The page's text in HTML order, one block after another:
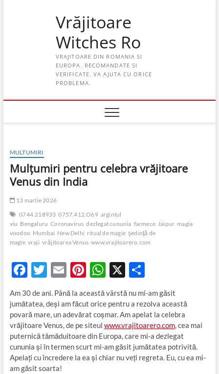
Vrăjitoare
Witches Ro
VRAJITOARE DIN ROMANIA SI
EUROPA. RECOMANDATE SI
VERIFICATE. VA AJUTA CU ORICE
PROBLEMA.
MULTUMIRI
Mulţumiri pentru celebra vrăjitoare
Venus din India
13 martie 2026
0744.218933 0757.412.O69 argintul
viu Bengaluru Coronavirus dezlegat cununia farmece Jaipur magia
voodoo Mumbai New Delhi ritual de magie şedinţă de
magie vraji vrăjitoarea Venus www.vrajitoarero.com
F
ac
e
b
o
o
k
T
w
itt
er
E
m
ail
Pi
nt
er
es
t
W
h
at
s
A
p
p
X P
ar
ta
je
az
ă
Am 30 de ani. Până la această vârstă nu mi-am găsit
jumătatea, deşi am făcut orice pentru a rezolva această
povară mare, un adevărat coșmar. Am apelat la celebra
vrăjitoare Venus, de pe siteul www.vrajitoarero.com, cea mai
puternică tămăduitoare din Europa, care mi-a dezlegat
cununia şi în termen scurt mi-am găsit jumătatea potrivită.
Apelaţi cu încredere la ea şi chiar nu veţi regreta. Eu, cu ea mi-
am găsit soarta!